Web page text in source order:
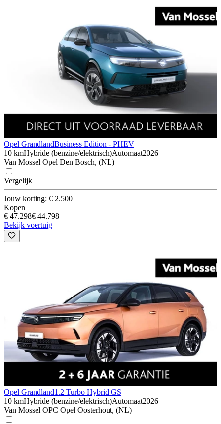
Opel GrandlandBusiness Edition - PHEV
10 kmHybride (benzine/elektrisch)Automaat2026
Van Mossel Opel Den Bosch, (NL)
Vergelijk
Jouw korting: € 2.500
Kopen
€ 47.298€ 44.798
Bekijk voertuig
Opel Grandland1.2 Turbo Hybrid GS
10 kmHybride (benzine/elektrisch)Automaat2026
Van Mossel OPC Opel Oosterhout, (NL)